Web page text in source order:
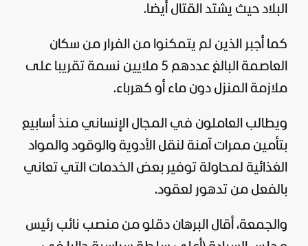
البلاد حيث يشتد القتال أيضا.
كما أجبر الذين لم يتمكنوا من الفرار من سكان
العاصمة البالغ عددهم 5 ملايين نسمة تقريبا على
ملازمة المنزل دون ماء أو كهرباء.
ويطالب العاملون في المجال الإنساني منذ أسابيع
بتأمين ممرات آمنة لنقل الأدوية والوقود والمواد
الغذائية لمحاولة توفير بعض الخدمات التي تعاني
بالفعل من تدهور لعقود.
والجمعة، أقال البرهان دقلو من منصب نائب رئيس